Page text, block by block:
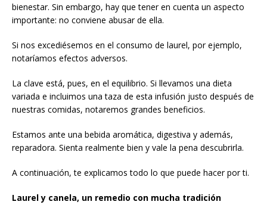
bienestar. Sin embargo, hay que tener en cuenta un aspecto
importante: no conviene abusar de ella.
Si nos excediésemos en el consumo de laurel, por ejemplo,
notaríamos efectos adversos.
La clave está, pues, en el equilibrio. Si llevamos una dieta
variada e incluimos una taza de esta infusión justo después de
nuestras comidas, notaremos grandes beneficios.
Estamos ante una bebida aromática, digestiva y además,
reparadora. Sienta realmente bien y vale la pena descubrirla.
A continuación, te explicamos todo lo que puede hacer por ti.
Laurel y canela, un remedio con mucha tradición